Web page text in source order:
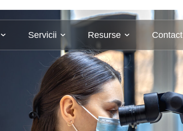
Servicii Resurse Contact